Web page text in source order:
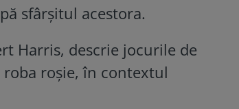
sfârșitul acestora.
Harris, descrie jocurile de
roşie, în contextul